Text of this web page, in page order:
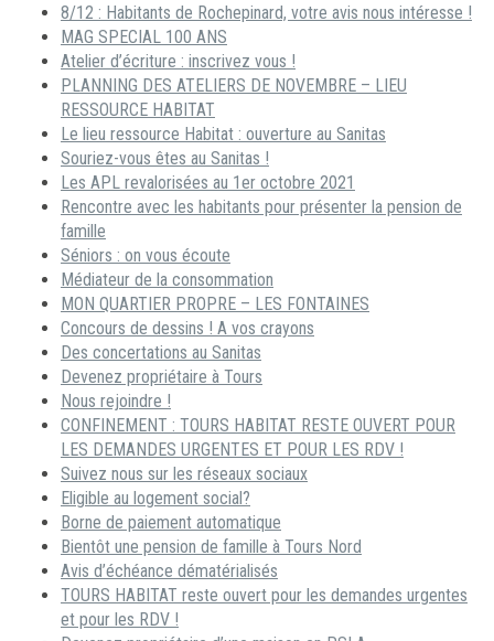
8/12 : Habitants de Rochepinard, votre avis nous intéresse !
MAG SPECIAL 100 ANS
Atelier d’écriture : inscrivez vous !
PLANNING DES ATELIERS DE NOVEMBRE – LIEU
RESSOURCE HABITAT
Le lieu ressource Habitat : ouverture au Sanitas
Souriez-vous êtes au Sanitas !
Les APL revalorisées au 1er octobre 2021
Rencontre avec les habitants pour présenter la pension de
famille
Séniors : on vous écoute
Médiateur de la consommation
MON QUARTIER PROPRE – LES FONTAINES
Concours de dessins ! A vos crayons
Des concertations au Sanitas
Devenez propriétaire à Tours
Nous rejoindre !
CONFINEMENT : TOURS HABITAT RESTE OUVERT POUR
LES DEMANDES URGENTES ET POUR LES RDV !
Suivez nous sur les réseaux sociaux
Eligible au logement social?
Borne de paiement automatique
Bientôt une pension de famille à Tours Nord
Avis d’échéance dématérialisés
TOURS HABITAT reste ouvert pour les demandes urgentes
et pour les RDV !